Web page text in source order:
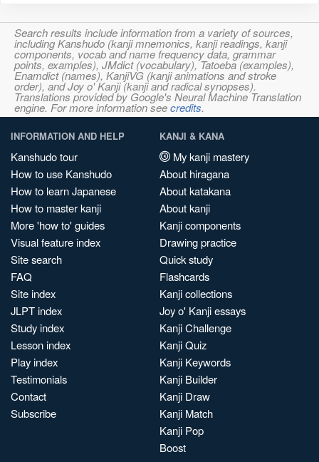
Search results include information from a variety of sources,
including Kanshudo (kanji mnemonics, kanji readings, kanji
components, vocab and name frequency data, grammar
points, examples), JMdict (vocabulary), Tatoeba (examples),
Enamdict (names), KanjiVG (kanji animations and stroke
order), and Joy o' Kanji (kanji and radical synopses).
Translations provided by Google's Neural Machine Translation
engine. For more information seecredits.
INFORMATION AND HELP
Kanshudo tour
How to use Kanshudo
How to learn Japanese
How to master kanji
More 'how to' guides
Visual feature index
Site search
FAQ
Site index
JLPT index
Study index
Lesson index
Play index
Testimonials
Contact
Subscribe
KANJI & KANA
My kanji mastery
About hiragana
About katakana
About kanji
Kanji components
Drawing practice
Quick study
Flashcards
Kanji collections
Joy o' Kanji essays
Kanji Challenge
Kanji Quiz
Kanji Keywords
Kanji Builder
Kanji Draw
Kanji Match
Kanji Pop
Boost